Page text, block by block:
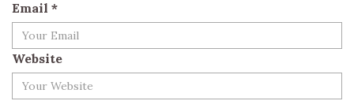
Email *
Website